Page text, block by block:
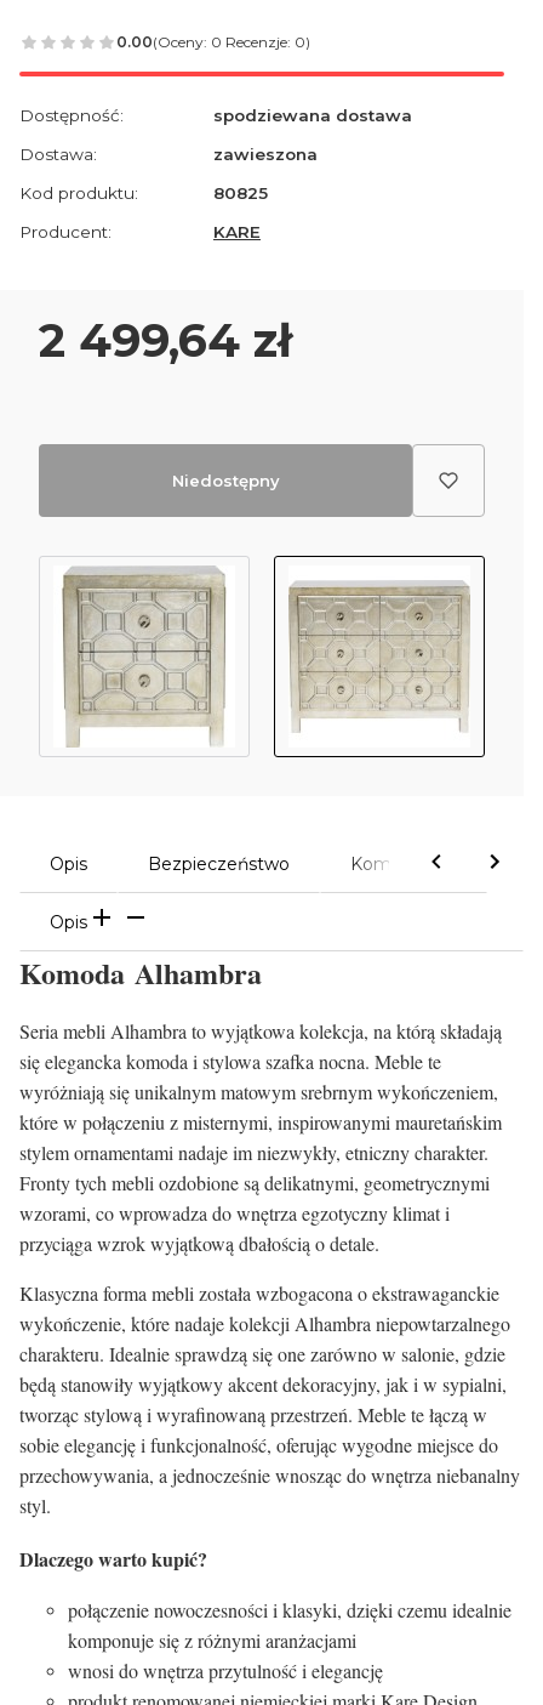
0.00(Oceny: 0 Recenzje: 0)
Dostępność:
spodziewana dostawa
Dostawa:
zawieszona
Kod produktu:
80825
Producent:
KARE
Cena
2 499,64 zł
Niedostępny
Opis Bezpieczeństwo Komentarze
Opis
Komoda Alhambra
Seria mebli Alhambra to wyjątkowa kolekcja, na którą składają
się elegancka komoda i stylowa szafka nocna. Meble te
wyróżniają się unikalnym matowym srebrnym wykończeniem,
które w połączeniu z misternymi, inspirowanymi mauretańskim
stylem ornamentami nadaje im niezwykły, etniczny charakter.
Fronty tych mebli ozdobione są delikatnymi, geometrycznymi
wzorami, co wprowadza do wnętrza egzotyczny klimat i
przyciąga wzrok wyjątkową dbałością o detale.
Klasyczna forma mebli została wzbogacona o ekstrawaganckie
wykończenie, które nadaje kolekcji Alhambra niepowtarzalnego
charakteru. Idealnie sprawdzą się one zarówno w salonie, gdzie
będą stanowiły wyjątkowy akcent dekoracyjny, jak i w sypialni,
tworząc stylową i wyrafinowaną przestrzeń. Meble te łączą w
sobie elegancję i funkcjonalność, oferując wygodne miejsce do
przechowywania, a jednocześnie wnosząc do wnętrza niebanalny
styl.
Dlaczego warto kupić?
połączenie nowoczesności i klasyki, dzięki czemu idealnie
komponuje się z różnymi aranżacjami
wnosi do wnętrza przytulność i elegancję